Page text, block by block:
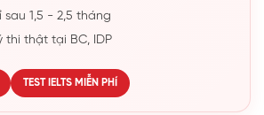
sau 1,5 - 2,5 tháng
thi thật tại BC, IDP
TEST IELTS MIỄN PHÍ